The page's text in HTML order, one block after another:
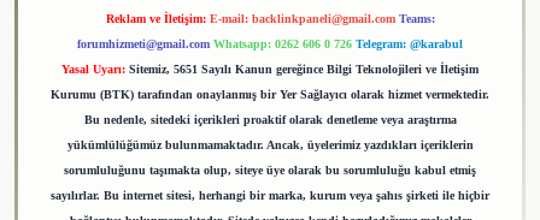
Reklam ve İletişim: E-mail: backlinkpaneli@gmail.com Teams:
forumhizmeti@gmail.com Whatsapp: 0262 606 0 726 Telegram: @karabul
Yasal Uyarı: Sitemiz, 5651 Sayılı Kanun gereğince Bilgi Teknolojileri ve İletişim
Kurumu (BTK) tarafından onaylanmış bir Yer Sağlayıcı olarak hizmet vermektedir.
Bu nedenle, sitedeki içerikleri proaktif olarak denetleme veya araştırma
yükümlülüğümüz bulunmamaktadır. Ancak, üyelerimiz yazdıkları içeriklerin
sorumluluğunu taşımakta olup, siteye üye olarak bu sorumluluğu kabul etmiş
sayılırlar. Bu internet sitesi, herhangi bir marka, kurum veya şahıs şirketi ile hiçbir